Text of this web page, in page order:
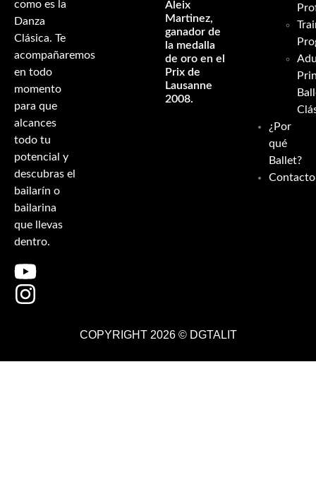
como es la
Danza
Clásica. Te
acompañaremos
en todo
momento
para que
alcances
todo tu
potencial y
descubras el
bailarín o
bailarina
que llevas
dentro.
Aleix
Martinez,
ganador de
la medalla
de oro en el
Prix de
Lausanne
2008.
¿Por
qué
Ballet?
Contacto
COPYRIGHT 2026 © DGTALIT